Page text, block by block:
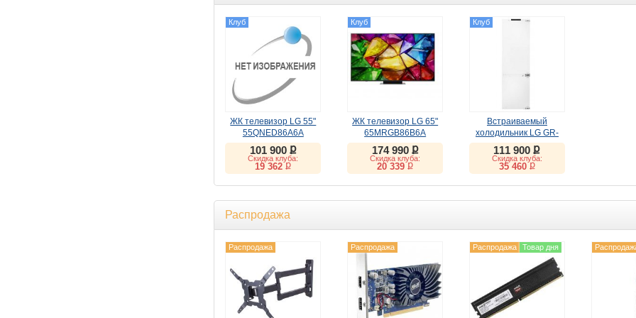
Клуб
ЖК телевизор LG 55"
55QNED86A6A
101 900 ք
Скидка клуба:
19 362 ք
Клуб
ЖК телевизор LG 65"
65MRGB86B6A
174 990 ք
Скидка клуба:
20 339 ք
Клуб
Встраиваемый
холодильник LG GR-
SN266LLP
111 900ք
Скидка клуба:
35 460 ք
Распродажа
Распродажа Распродажа Распродажа Товар дня